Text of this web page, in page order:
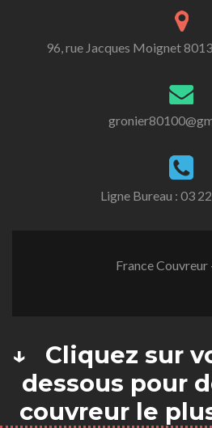
96, rue Jacques Moignet
Ligne Bureau : 03
France Couvreur
↓ Cliquez sur
dessous pour
couvreur le